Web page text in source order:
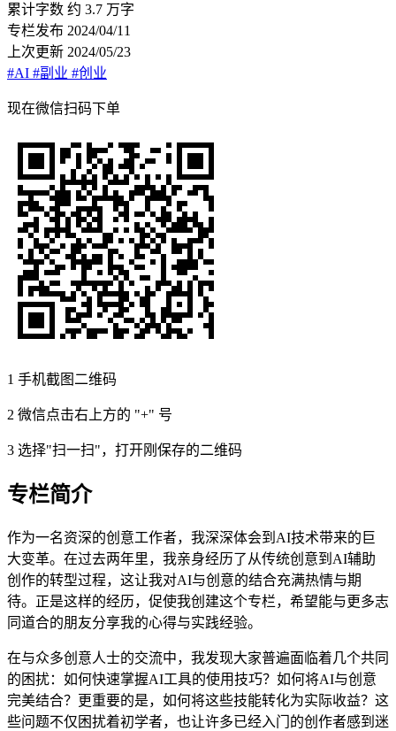
累计字数 约 3.7 万字
专栏发布 2024/04/11
上次更新 2024/05/23
#AI #副业 #创业
现在微信扫码下单
1 手机截图二维码
2 微信点击右上方的 "+" 号
3 选择"扫一扫"，打开刚保存的二维码
专栏简介
作为一名资深的创意工作者，我深深体会到AI技术带来的巨
大变革。在过去两年里，我亲身经历了从传统创意到AI辅助
创作的转型过程，这让我对AI与创意的结合充满热情与期
待。正是这样的经历，促使我创建这个专栏，希望能与更多志
同道合的朋友分享我的心得与实践经验。
在与众多创意人士的交流中，我发现大家普遍面临着几个共同
的困扰：如何快速掌握AI工具的使用技巧？如何将AI与创意
完美结合？更重要的是，如何将这些技能转化为实际收益？这
些问题不仅困扰着初学者，也让许多已经入门的创作者感到迷